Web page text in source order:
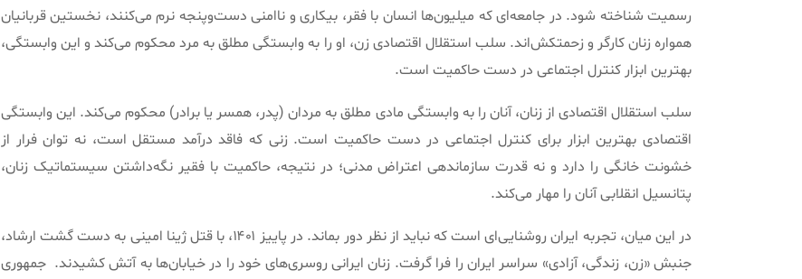
رسمیت شناخته شود. در جامعه‌ای که میلیون‌ها انسان با فقر، بیکاری و ناامنی دست‌وپنجه نرم می‌کنند، نخستین قربانیان
همواره زنان کارگر و زحمتکش‌اند. سلب استقلال اقتصادی زن، او را به وابستگی مطلق به مرد محکوم می‌کند و این وابستگی،
بهترین ابزار کنترل اجتماعی در دست حاکمیت است.
سلب استقلال اقتصادی از زنان، آنان را به وابستگی مادی مطلق به مردان (پدر، همسر یا برادر) محکوم می‌کند. این وابستگی
اقتصادی بهترین ابزار برای کنترل اجتماعی در دست حاکمیت است. زنی که فاقد درآمد مستقل است، نه توان فرار از
خشونت خانگی را دارد و نه قدرت سازماندهی اعتراض مدنی؛ در نتیجه، حاکمیت با فقیر نگه‌داشتن سیستماتیک زنان،
پتانسیل انقلابی آنان را مهار می‌کند.
در این میان، تجربه ایران روشنایی‌ای است که نباید از نظر دور بماند. در پاییز ۱۴۰۱، با قتل ژینا امینی به دست گشت ارشاد،
جنبش «زن، زندگی، آزادی» سراسر ایران را فرا گرفت. زنان ایرانی روسری‌های خود را در خیابان‌ها به آتش کشیدند. جمهوری